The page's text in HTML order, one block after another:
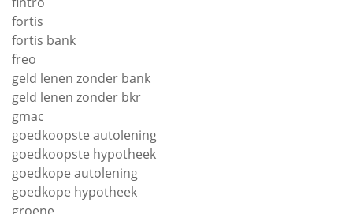
fortis
fortis bank
freo
geld lenen zonder bank
geld lenen zonder bkr
gmac
goedkoopste autolening
goedkoopste hypotheek
goedkope autolening
goedkope hypotheek